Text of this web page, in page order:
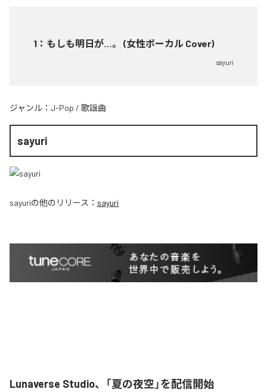
1 ： もしも明日が…。 (女性ボーカル Cover)
sayuri
ジャンル： J-Pop / 歌謡曲
sayuri
sayuriの他のリリース： sayuri
Lunaverse Studio、「夏の夜空」を配信開始